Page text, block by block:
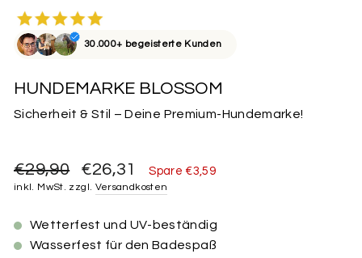
30.000+ begeisterte Kunden
HUNDEMARKE BLOSSOM
Sicherheit & Stil – Deine Premium-Hundemarke!
Normaler
Preis
€29,90 Sonderpreis
€26,31 Spare €3,59
inkl. MwSt. zzgl. Versandkosten
Wetterfest und UV-beständig
Wasserfest für den Badespaß